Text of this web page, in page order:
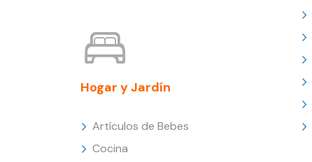
Hogar y Jardín
Artículos de Bebes
Cocina